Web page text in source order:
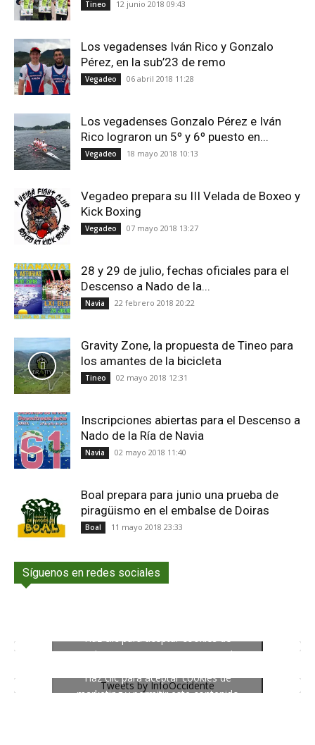
Tineo 12 junio 2018 09:43
Los vegadenses Iván Rico y Gonzalo
Pérez, en la sub’23 de remo
Vegadeo 06 abril 2018 11:28
Los vegadenses Gonzalo Pérez e Iván
Rico lograron un 5º y 6º puesto en...
Vegadeo 18 mayo 2018 10:13
Vegadeo prepara su III Velada de Boxeo y
Kick Boxing
Vegadeo 07 mayo 2018 13:27
28 y 29 de julio, fechas oficiales para el
Descenso a Nado de la...
Navia 22 febrero 2018 20:22
Gravity Zone, la propuesta de Tineo para
los amantes de la bicicleta
Tineo 02 mayo 2018 12:31
Inscripciones abiertas para el Descenso a
Nado de la Ría de Navia
Navia 02 mayo 2018 11:40
Boal prepara para junio una prueba de
piragüismo en el embalse de Doiras
Boal 11 mayo 2018 23:33
Síguenos en redes sociales
Haz clic para aceptar cookies de
marketing y permitir este contenido
Tweets by InfoOccidente
Haz clic para aceptar cookies de
marketing y permitir este contenido